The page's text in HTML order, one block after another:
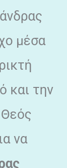
μέσα
και την
να